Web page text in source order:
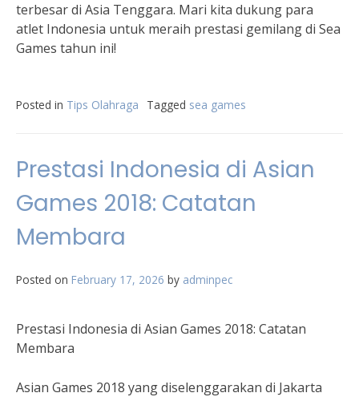
terbesar di Asia Tenggara. Mari kita dukung para
atlet Indonesia untuk meraih prestasi gemilang di Sea
Games tahun ini!
Posted in Tips Olahraga Tagged sea games
Prestasi Indonesia di Asian
Games 2018: Catatan
Membara
Posted on February 17, 2026 by adminpec
Prestasi Indonesia di Asian Games 2018: Catatan
Membara
Asian Games 2018 yang diselenggarakan di Jakarta